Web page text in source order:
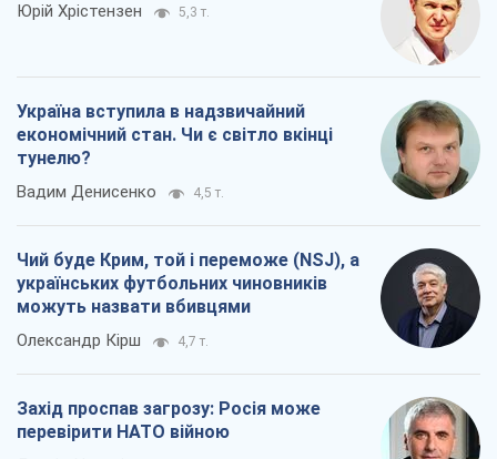
Юрій Хрістензен 5,3 т.
Україна вступила в надзвичайний
економічний стан. Чи є світло вкінці
тунелю?
Вадим Денисенко 4,5 т.
Чий буде Крим, той і переможе (NSJ), а
українських футбольних чиновників
можуть назвати вбивцями
Олександр Кірш 4,7 т.
Захід проспав загрозу: Росія може
перевірити НАТО війною